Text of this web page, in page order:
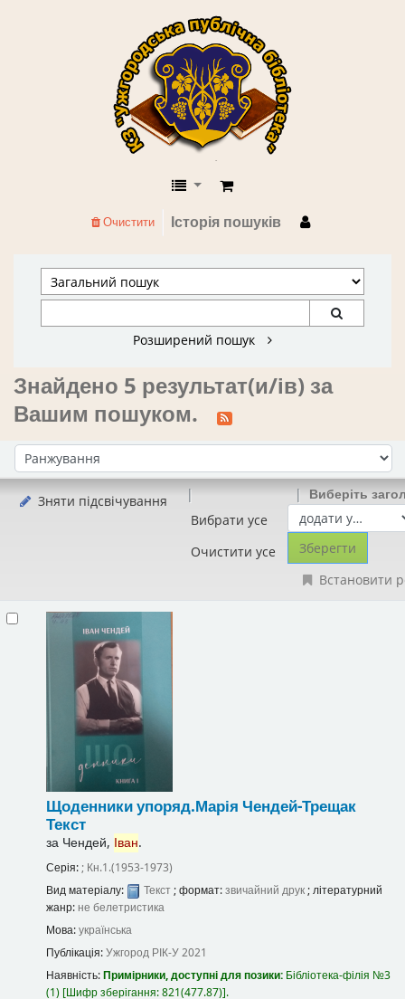
КЗ "Ужгородська публічна
Історія пошуків
Очистити
Розширений пошук
Знайдено 5 результат(и/ів) за
Вашим пошуком.
Сортувати за:
Зняти підсвічування
Вибрати усе
Очистити усе
Виберіть
Встановити
Щоденникиупоряд.Марія Чендей-Трещак
Текст
за Чендей, Іван.
Серія:; Кн.1.(1953-1973)
Вид матеріалу:
Текст; формат:звичайний друк; літературний
жанр: не белетристика
Мова:українська
Публікація:Ужгород РІК-У2021
Наявність:Примірники, доступні для позики: Бібліотека-філія №3
(1) Шифр зберігання:821(477.87) .